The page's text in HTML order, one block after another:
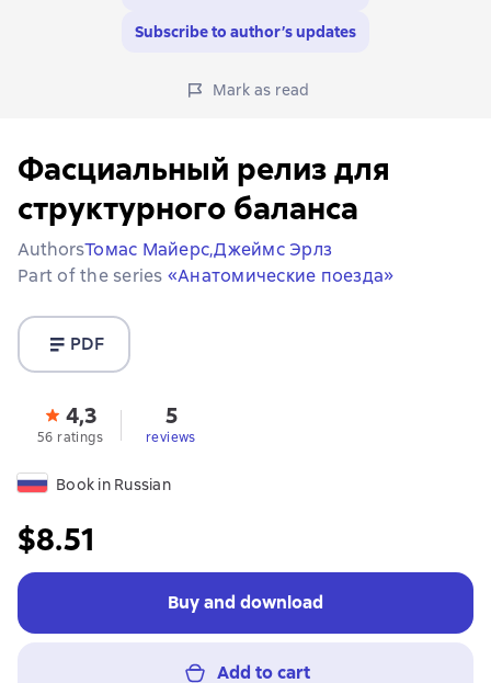
Subscribe to author’s updates
Mark as read
Фасциальный релиз для
структурного баланса
AuthorsТомас Майерс,Джеймс Эрлз
Part of the series «Анатомические поезда»
PDF
4,3
56 ratings
5
reviews
Book in Russian
$8.51
Buy and download
Add to cart